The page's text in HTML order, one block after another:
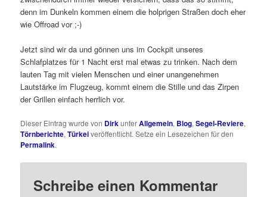
denn im Dunkeln kommen einem die holprigen Straßen doch eher
wie Offroad vor ;-)
Jetzt sind wir da und gönnen uns im Cockpit unseres
Schlafplatzes für 1 Nacht erst mal etwas zu trinken. Nach dem
lauten Tag mit vielen Menschen und einer unangenehmen
Lautstärke im Flugzeug, kommt einem die Stille und das Zirpen
der Grillen einfach herrlich vor.
Dieser Eintrag wurde von DirkunterAllgemein, Blog,Segel-Reviere,
Törnberichte,Türkeiveröffentlicht. Setze ein Lesezeichen für den
Permalink.
Schreibe einen Kommentar